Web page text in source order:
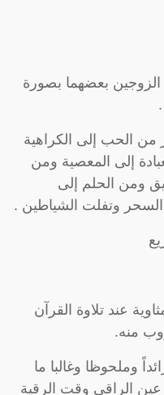
الزوجين بعضهما بصورة
الحب إلى الكراهية
إلى المعصية ومن
ومن الحلم إلى
وتفلت الشياطين .
عند تلاوة القرآن
منه.
وملحوظا وغالبا ما
الراقي وقت الرقية